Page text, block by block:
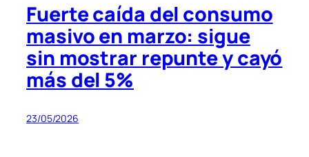
Fuerte caída del consumo
masivo en marzo: sigue
sin mostrar repunte y cayó
más del 5%
23/05/2026